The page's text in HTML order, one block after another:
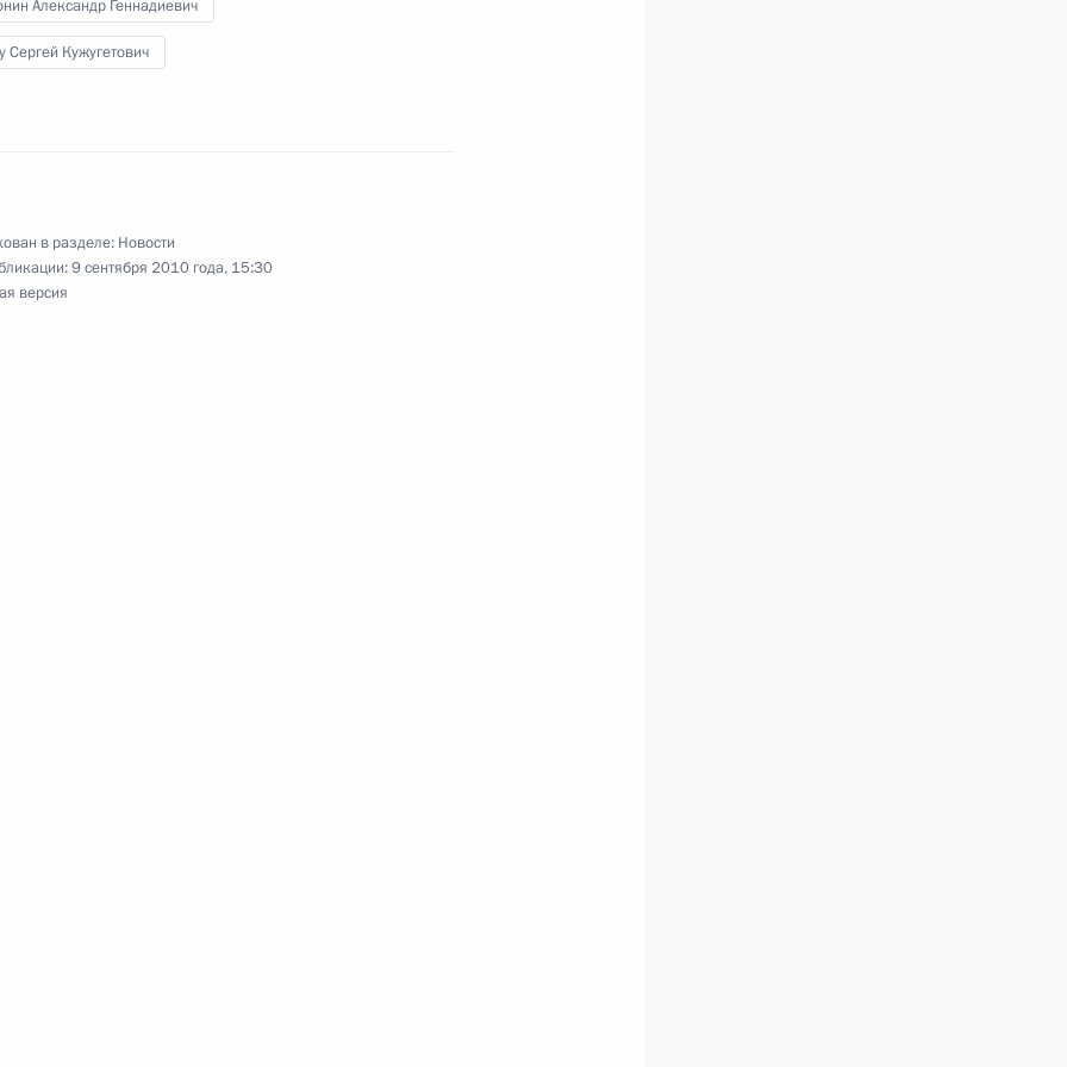
военнослужащим,
южноосетинского
Александр Геннадиевич
Сергей Кужугетович
в разделе: Новости
9 сентября 2010 года, 15:30
версия